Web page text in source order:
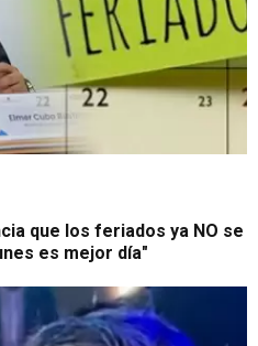
que los feriados ya NO se
es mejor día"